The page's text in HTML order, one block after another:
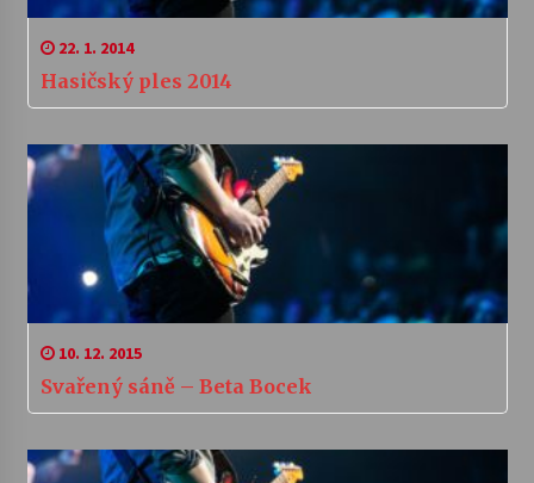
22. 1. 2014
Hasičský ples 2014
10. 12. 2015
Svařený sáně – Beta Bocek